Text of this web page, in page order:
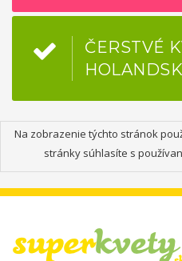
ČERSTVÉ
Na zobrazenie týchto stránok
stránky súhlasíte s